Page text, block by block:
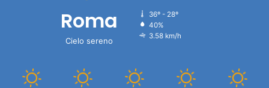
Roma
Cielo sereno
36º - 28º
40%
3.58 km/h